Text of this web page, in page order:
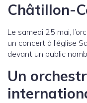
Châtillon-
Le samedi 25 mai,
un concert à l’église
devant un public
Un